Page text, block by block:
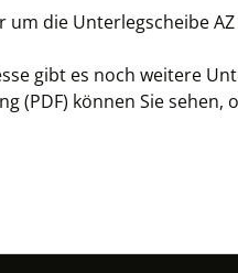
um die Unterlegscheibe
gibt es noch weitere
(PDF) können Sie